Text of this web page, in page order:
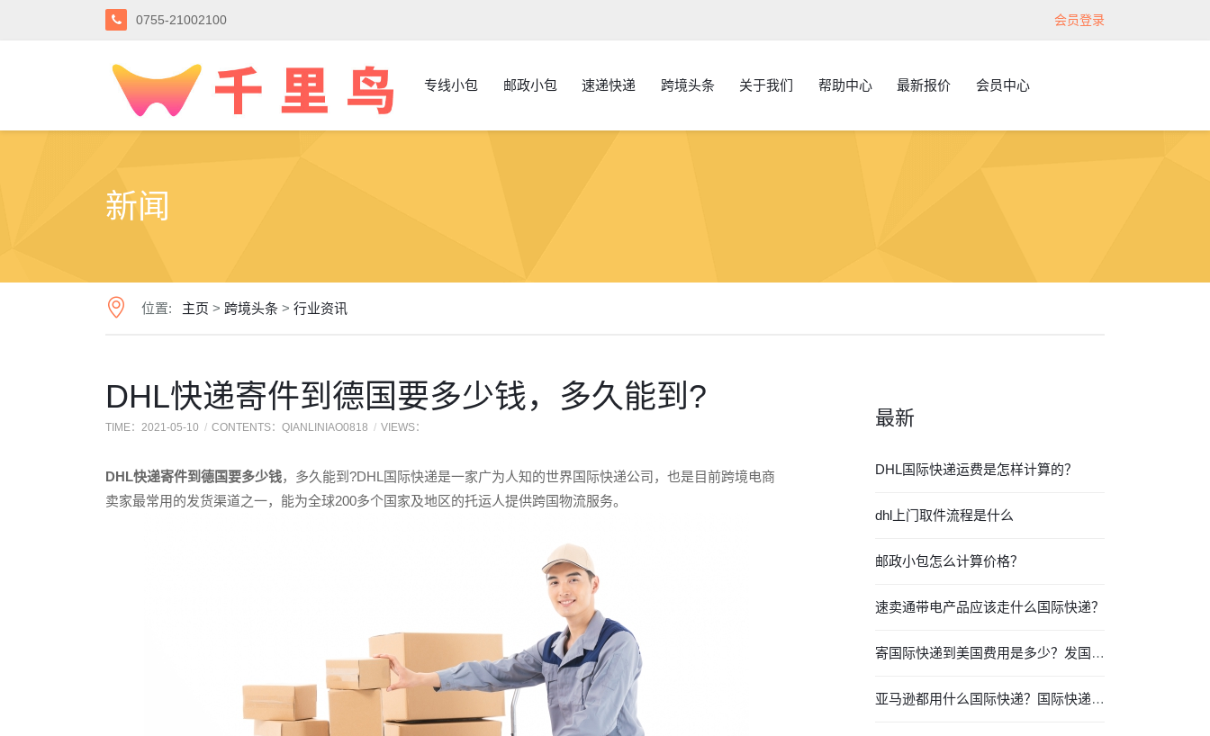
0755-21002100 会员登录
专线小包 邮政小包 速递快递 跨境头条 关于我们 帮助中心 最新报价 会员中心
新闻
位置: 主页 > 跨境头条 > 行业资讯
DHL快递寄件到德国要多少钱，多久能到?
TIME：2021-05-10 CONTENTS：QIANLINIAO0818 VIEWS：
DHL快递寄件到德国要多少钱，多久能到?DHL国际快递是一家广为人知的世界国际快递公司，也是目前跨境电商
卖家最常用的发货渠道之一，能为全球200多个国家及地区的托运人提供跨国物流服务。
最新
DHL国际快递运费是怎样计算的？
dhl上门取件流程是什么
邮政小包怎么计算价格？
速卖通带电产品应该走什么国际快递？
寄国际快递到美国费用是多少？发国际快递要注意什么？
亚马逊都用什么国际快递？国际快递都有哪些？